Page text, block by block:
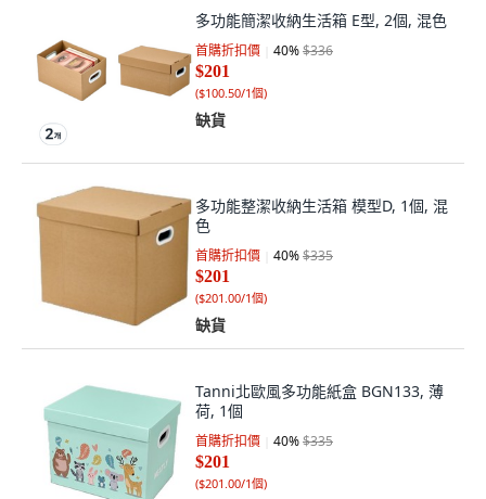
多功能簡潔收納生活箱 E型, 2個, 混色
首購折扣價 40%$336
$201
($100.50/1個)
缺貨
多功能整潔收納生活箱 模型D, 1個, 混
色
首購折扣價 40%$335
$201
($201.00/1個)
缺貨
Tanni北歐風多功能紙盒 BGN133, 薄
荷, 1個
首購折扣價 40%$335
$201
($201.00/1個)